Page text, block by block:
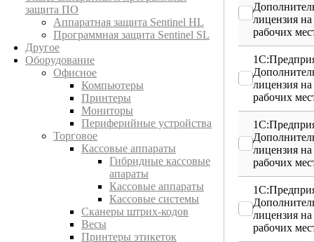
защита ПО
Аппаратная защита Sentinel HL
Программная защита Sentinel SL
Другое
Оборудование
Офисное
Компьютеры
Принтеры
Мониторы
Периферийные устройства
Торговое
Кассовые аппараты
Гибридные кассовые
апараты
Кассовые аппараты
Кассовые системы
Сканеры штрих-кодов
Весы
Принтеры этикеток
лицензия
рабочих
лицензия
рабочих
лицензия
рабочих
лицензия на
рабочих